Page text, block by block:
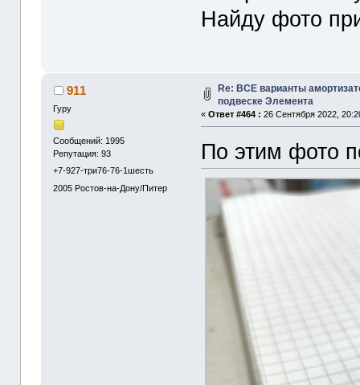
Найду фото
911
Гуру
Сообщений: 1995
Репутация: 93
+7-927-три76-76-1шесть
2005 Ростов-на-Дону/Питер
Re: ВСЕ варианты
подвеске Элемента
«Ответ #464 : 26 Сентября 2022,
По этим фото